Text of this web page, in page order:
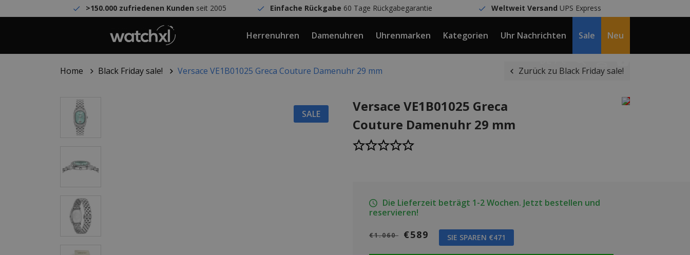
>150.000 zufriedenen Kunden seit 2005 Einfache Rückgabe 60 Tage Rückgabegarantie Weltweit Versand UPS Express
Herrenuhren Damenuhren Uhrenmarken Kategorien Uhr Nachrichten Sale Neu
Home Black Friday sale! Versace VE1B01025 Greca Couture Damenuhr 29 mm Zurück zu Black Friday sale!
SALE
Versace VE1B01025 Greca
Couture Damenuhr 29 mm
Die Lieferzeit beträgt 1-2 Wochen. Jetzt bestellen und
reservieren!
€1.060 €589 SIE SPAREN €471